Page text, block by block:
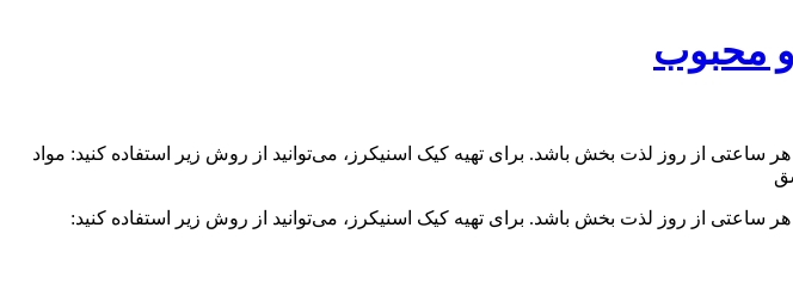
محبوب
از روز لذت بخش باشد. برای تهیه کیک اسنیکرز، می‌توانید از روش زیر استفاده کنید: مواد
از روز لذت بخش باشد. برای تهیه کیک اسنیکرز، می‌توانید از روش زیر استفاده کنید: